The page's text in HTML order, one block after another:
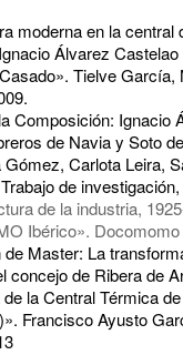
moderna en la central
Álvarez
Tielve García,
Composición: Ignacio
de Navia y Soto
Gómez, Carlota Leira,
de
de la industria,
Ibérico».
de Master: La
concejo de Ribera de
la Central Térmica
Francisco Ayusto